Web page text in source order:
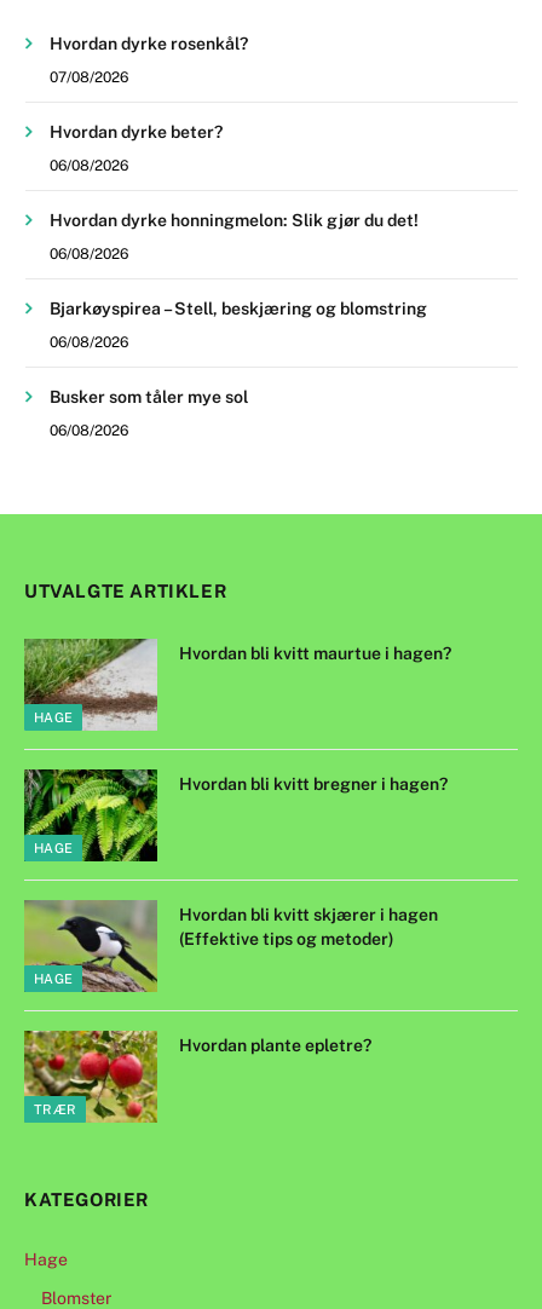
Hvordan dyrke rosenkål?
07/08/2026
Hvordan dyrke beter?
06/08/2026
Hvordan dyrke honningmelon: Slik gjør du det!
06/08/2026
Bjarkøyspirea – Stell, beskjæring og blomstring
06/08/2026
Busker som tåler mye sol
06/08/2026
UTVALGTE ARTIKLER
HAGE
Hvordan bli kvitt maurtue i hagen?
HAGE
Hvordan bli kvitt bregner i hagen?
HAGE
Hvordan bli kvitt skjærer i hagen
(Effektive tips og metoder)
TRÆR
Hvordan plante epletre?
KATEGORIER
Hage
Blomster